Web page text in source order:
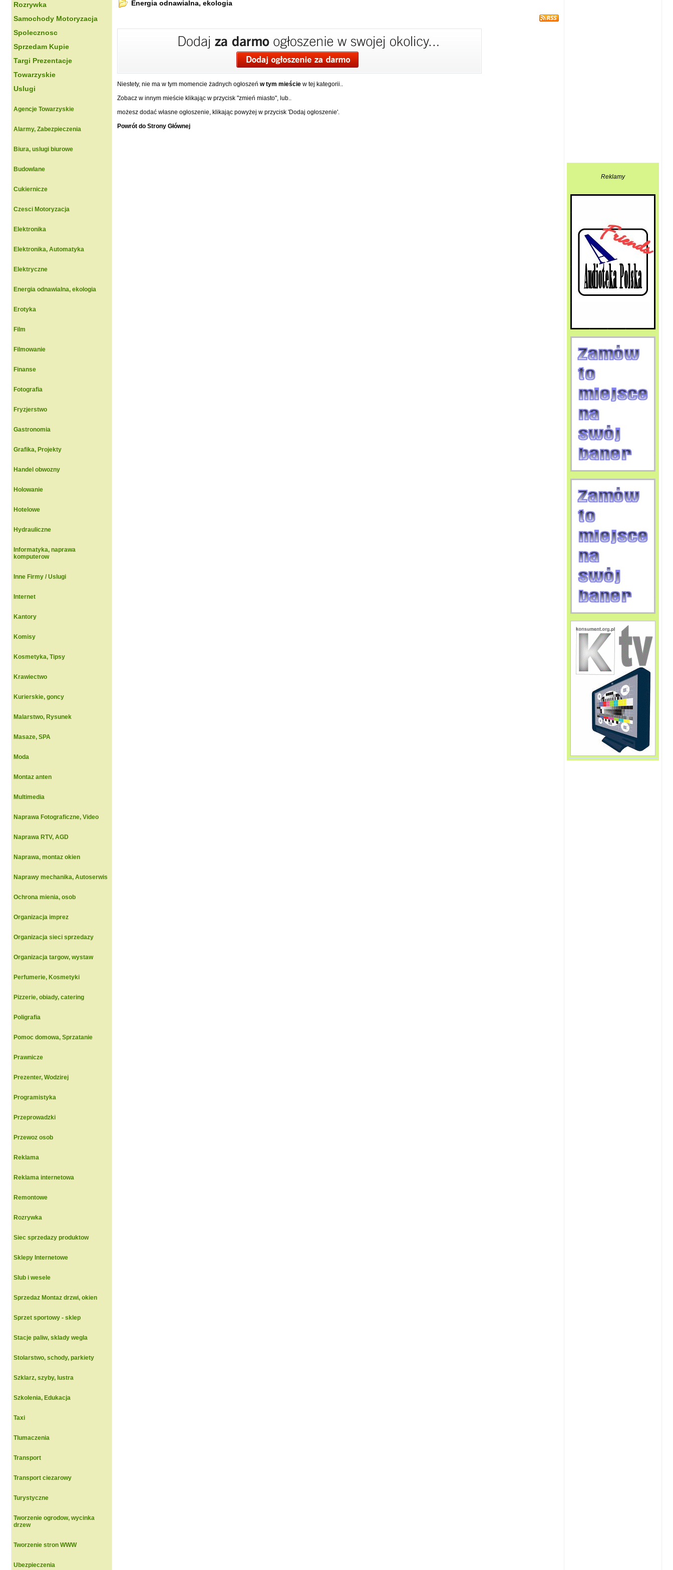
Rozrywka
Samochody Motoryzacja
Spolecznosc
Sprzedam Kupie
Targi Prezentacje
Towarzyskie
Uslugi
Agencje Towarzyskie
Alarmy, Zabezpieczenia
Biura, uslugi biurowe
Budowlane
Cukiernicze
Czesci Motoryzacja
Elektronika
Elektronika, Automatyka
Elektryczne
Energia odnawialna, ekologia
Erotyka
Film
Filmowanie
Finanse
Fotografia
Fryzjerstwo
Gastronomia
Grafika, Projekty
Handel obwozny
Holowanie
Hotelowe
Hydrauliczne
Informatyka, naprawa
komputerow
Inne Firmy / Uslugi
Internet
Kantory
Komisy
Kosmetyka, Tipsy
Krawiectwo
Kurierskie, goncy
Malarstwo, Rysunek
Masaze, SPA
Moda
Montaz anten
Multimedia
Naprawa Fotograficzne, Video
Naprawa RTV, AGD
Naprawa, montaz okien
Naprawy mechanika, Autoserwis
Ochrona mienia, osob
Organizacja imprez
Organizacja sieci sprzedazy
Organizacja targow, wystaw
Perfumerie, Kosmetyki
Pizzerie, obiady, catering
Poligrafia
Pomoc domowa, Sprzatanie
Prawnicze
Prezenter, Wodzirej
Programistyka
Przeprowadzki
Przewoz osob
Reklama
Reklama internetowa
Remontowe
Rozrywka
Siec sprzedazy produktow
Sklepy Internetowe
Slub i wesele
Sprzedaz Montaz drzwi, okien
Sprzet sportowy - sklep
Stacje paliw, sklady wegla
Stolarstwo, schody, parkiety
Szklarz, szyby, lustra
Szkolenia, Edukacja
Taxi
Tlumaczenia
Transport
Transport ciezarowy
Turystyczne
Tworzenie ogrodow, wycinka
drzew
Tworzenie stron WWW
Ubezpieczenia
Energia odnawialna, ekologia
Niestety, nie ma w tym momencie żadnych ogłoszeń w tym mieście w tej kategorii..
Zobacz w innym mieście klikając w przycisk "zmień miasto", lub..
możesz dodać własne ogłoszenie, klikając powyżej w przycisk 'Dodaj ogłoszenie'.
Powrót do Strony Głównej
Reklamy